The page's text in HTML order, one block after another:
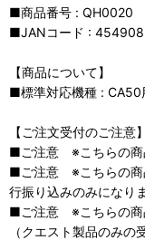
■商品番号 : QH0020
■JANコード :
【商品について】
■標準対応機種 : CA50
【ご注文受付のご注意】
■ご注意 ※こちらの商
■ご注意 ※こちらの商
行振り込みのみになりま
■ご注意 ※こちらの商
（クエスト製品のみの